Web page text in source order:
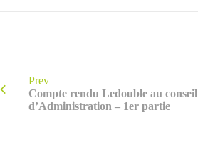
Prev
Compte rendu Ledouble au conseil
d’Administration – 1er partie